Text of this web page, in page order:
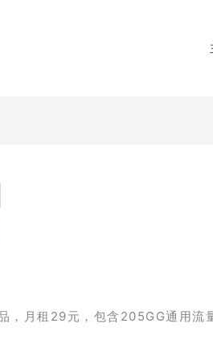
，月租29元，包含205GG通用流